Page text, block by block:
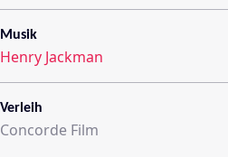
Musik
Henry Jackman
Verleih
Concorde Film